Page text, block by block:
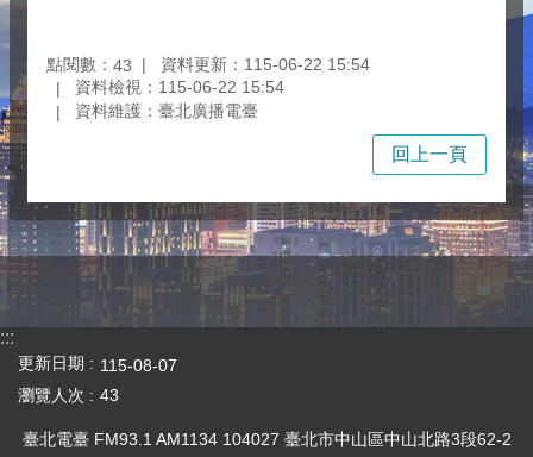
點閱數： 43
資料更新：115-06-22 15:54
資料檢視：115-06-22 15:54
資料維護：臺北廣播電臺
回上一頁
:::
更新日期
115-08-07
瀏覽人次
43
臺北電臺 FM93.1 AM1134 104027 臺北市中山區中山北路3段62-2